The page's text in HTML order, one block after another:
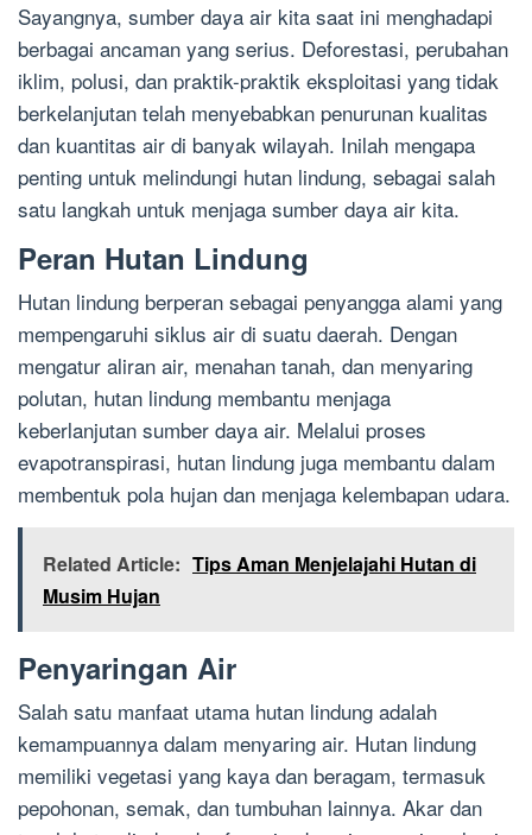
Sayangnya, sumber daya air kita saat ini menghadapi
berbagai ancaman yang serius. Deforestasi, perubahan
iklim, polusi, dan praktik-praktik eksploitasi yang tidak
berkelanjutan telah menyebabkan penurunan kualitas
dan kuantitas air di banyak wilayah. Inilah mengapa
penting untuk melindungi hutan lindung, sebagai salah
satu langkah untuk menjaga sumber daya air kita.
Peran Hutan Lindung
Hutan lindung berperan sebagai penyangga alami yang
mempengaruhi siklus air di suatu daerah. Dengan
mengatur aliran air, menahan tanah, dan menyaring
polutan, hutan lindung membantu menjaga
keberlanjutan sumber daya air. Melalui proses
evapotranspirasi, hutan lindung juga membantu dalam
membentuk pola hujan dan menjaga kelembapan udara.
Related Article: Tips Aman Menjelajahi Hutan di
Musim Hujan
Penyaringan Air
Salah satu manfaat utama hutan lindung adalah
kemampuannya dalam menyaring air. Hutan lindung
memiliki vegetasi yang kaya dan beragam, termasuk
pepohonan, semak, dan tumbuhan lainnya. Akar dan